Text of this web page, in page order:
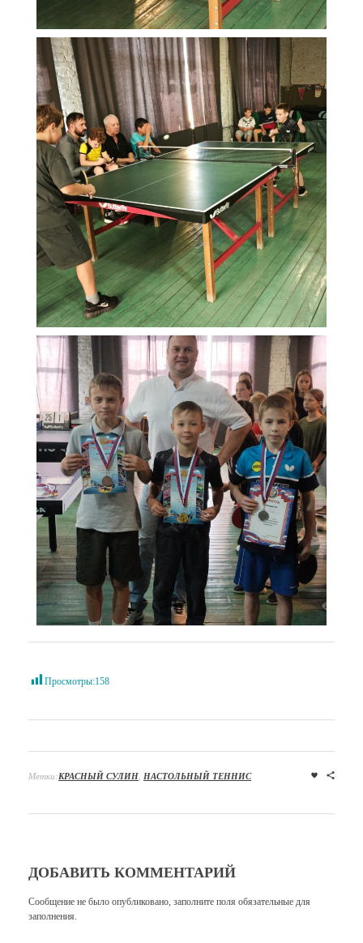
Просмотры:158
Метки:КРАСНЫЙ СУЛИН НАСТОЛЬНЫЙ ТЕННИС
ДОБАВИТЬ КОММЕНТАРИЙ
Сообщение не было опубликовано, заполните поля обязательные для
заполнения.